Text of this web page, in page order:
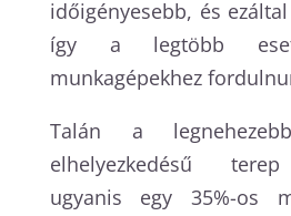
időigényesebb, és
így a legtöbb
munkagépekhez
Talán a
elhelyezkedésű
ugyanis egy 35%-os